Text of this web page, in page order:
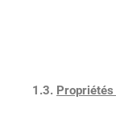
1.3.